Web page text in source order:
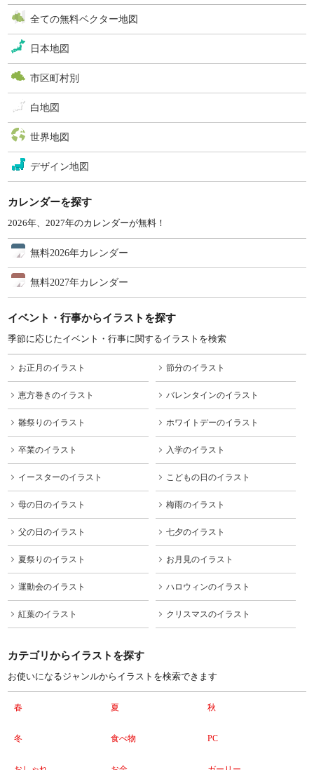
全ての無料ベクター地図
日本地図
市区町村別
白地図
世界地図
デザイン地図
カレンダーを探す
2026年、2027年のカレンダーが無料！
無料2026年カレンダー
無料2027年カレンダー
イベント・行事からイラストを探す
季節に応じたイベント・行事に関するイラストを検索
お正月のイラスト 節分のイラスト
恵方巻きのイラスト バレンタインのイラスト
雛祭りのイラスト ホワイトデーのイラスト
卒業のイラスト 入学のイラスト
イースターのイラスト こどもの日のイラスト
母の日のイラスト 梅雨のイラスト
父の日のイラスト 七夕のイラスト
夏祭りのイラスト お月見のイラスト
運動会のイラスト ハロウィンのイラスト
紅葉のイラスト クリスマスのイラスト
カテゴリからイラストを探す
お使いになるジャンルからイラストを検索できます
春 夏 秋
冬 食べ物 PC